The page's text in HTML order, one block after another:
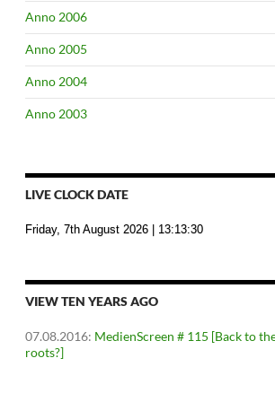
Anno 2006
Anno 2005
Anno 2004
Anno 2003
LIVE CLOCK DATE
Friday, 7th August 2026 | 13:13:31
VIEW TEN YEARS AGO
07.08.2016: MedienScreen # 115 [Back to
roots?]